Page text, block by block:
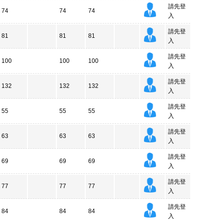
74 74 74
請先登
入
81 81 81
請先登
入
100 100 100
請先登
入
132 132 132
請先登
入
55 55 55
請先登
入
63 63 63
請先登
入
69 69 69
請先登
入
77 77 77
請先登
入
84 84 84
請先登
入